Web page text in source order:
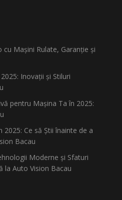
Mașini Rulate, Garanție și
Inovații și Stiluri
pentru Mașina Ta în 2025:
Ce să Știi înainte de a
Bacau
Moderne și Sfaturi
la Auto Vision Bacau